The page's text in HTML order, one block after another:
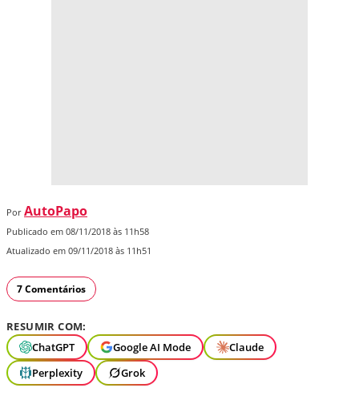
Por AutoPapo
Publicado em 08/11/2018 às 11h58
Atualizado em 09/11/2018 às 11h51
7 Comentários
RESUMIR COM:
ChatGPT
Google AI Mode
Claude
Perplexity
Grok